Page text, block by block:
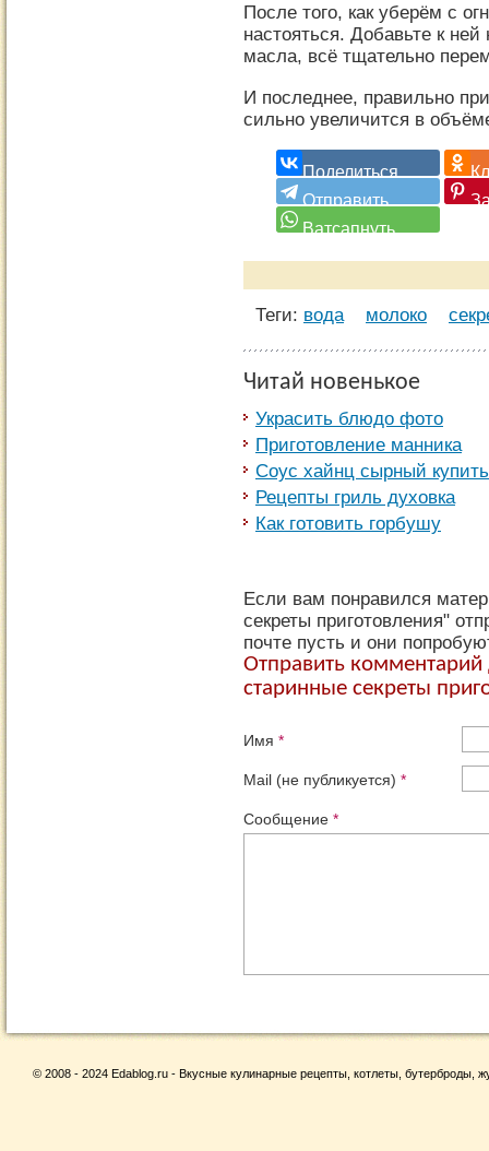
После того, как уберём с
настояться. Добавьте к
масла, всё тщательно
И последнее, правильно
сильно увеличится в
Теги: вода молоко
Читай новенькое
Украсить блюдо фото
Приготовление манника
Соус хайнц сырный купить
Рецепты гриль духовка
Как готовить горбушу
Если вам понравился
секреты приготовления"
почте пусть и они
Отправить
старинные секреты
Имя *
Mail (не публикуется) *
Сообщение *
© 2008 - 2024 Edablog.ru - Вкусные кулинарные рецепты, котлеты, бутерброды,